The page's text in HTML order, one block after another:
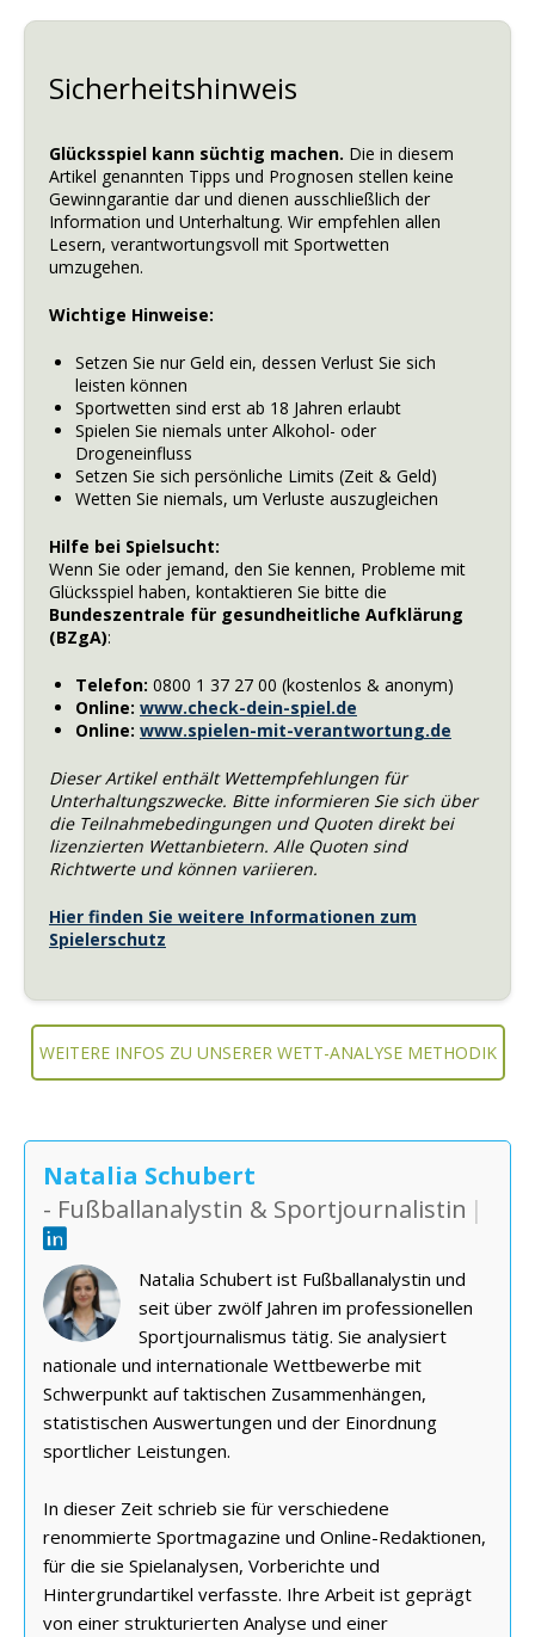
Sicherheitshinweis
Glücksspiel kann süchtig machen. Die in diesem
Artikel genannten Tipps und Prognosen stellen keine
Gewinngarantie dar und dienen ausschließlich der
Information und Unterhaltung. Wir empfehlen allen
Lesern, verantwortungsvoll mit Sportwetten
umzugehen.
Wichtige Hinweise:
Setzen Sie nur Geld ein, dessen Verlust Sie sich
leisten können
Sportwetten sind erst ab 18 Jahren erlaubt
Spielen Sie niemals unter Alkohol- oder
Drogeneinfluss
Setzen Sie sich persönliche Limits (Zeit & Geld)
Wetten Sie niemals, um Verluste auszugleichen
Hilfe bei Spielsucht:
Wenn Sie oder jemand, den Sie kennen, Probleme mit
Glücksspiel haben, kontaktieren Sie bitte die
Bundeszentrale für gesundheitliche Aufklärung
(BZgA):
Telefon: 0800 1 37 27 00 (kostenlos & anonym)
Online: www.check-dein-spiel.de
Online: www.spielen-mit-verantwortung.de
Dieser Artikel enthält Wettempfehlungen für
Unterhaltungszwecke. Bitte informieren Sie sich über
die Teilnahmebedingungen und Quoten direkt bei
lizenzierten Wettanbietern. Alle Quoten sind
Richtwerte und können variieren.
Hier finden Sie weitere Informationen zum
Spielerschutz
WEITERE INFOS ZU UNSERER WETT-ANALYSE METHODIK
Natalia Schubert
- Fußballanalystin & Sportjournalistin |
Natalia Schubert ist Fußballanalystin und
seit über zwölf Jahren im professionellen
Sportjournalismus tätig. Sie analysiert
nationale und internationale Wettbewerbe mit
Schwerpunkt auf taktischen Zusammenhängen,
statistischen Auswertungen und der Einordnung
sportlicher Leistungen.
In dieser Zeit schrieb sie für verschiedene
renommierte Sportmagazine und Online-Redaktionen,
für die sie Spielanalysen, Vorberichte und
Hintergrundartikel verfasste. Ihre Arbeit ist geprägt
von einer strukturierten Analyse und einer